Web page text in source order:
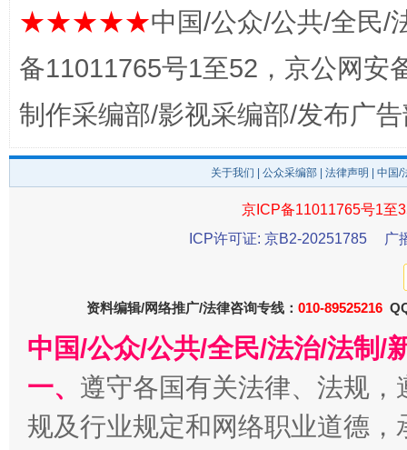
东山县通报“牛蛙产品抗生素超标问题” 法
★★★★★中国/公众/公共/全民/
备11011765号1至52，京公网安
制作采编部/影视采编部/发布广
关于我们 公众采编部 法律声明 | 中国
京ICP备11011765号1至
ICP许可证: 京B2-20251785
广
资料编辑/网络推广/法律咨询专线： 010-89525216
中国/公众/公共/全民/法治/法制/
一、 遵守各国有关法律、法规
规及行业规定和网络职业道德